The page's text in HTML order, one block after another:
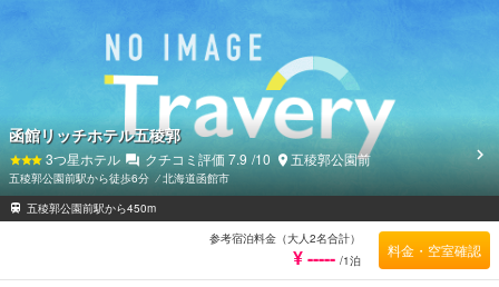
函館リッチホテル五稜郭
3つ星ホテル クチコミ評価 7.9 /10 五稜郭公園前
五稜郭公園前駅から徒歩6分 ⁄北海道函館市
五稜郭公園前駅から450m
参考宿泊料金（大人2名合計）
¥ ----- /1泊
料金・空室確認